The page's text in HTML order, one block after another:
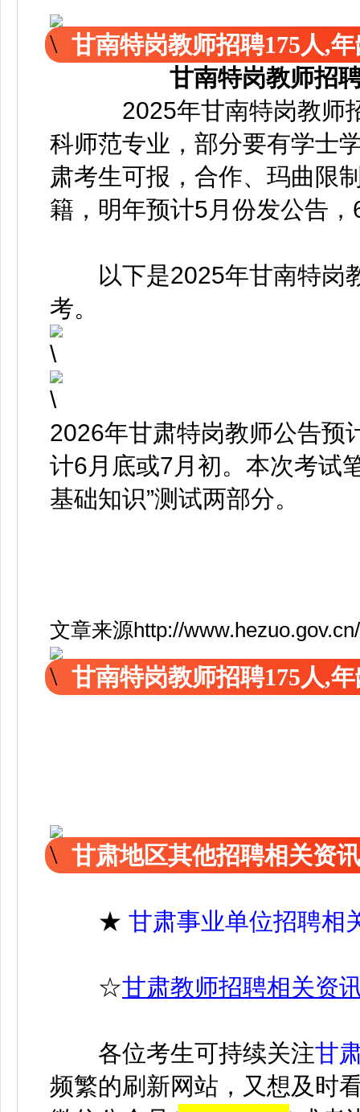
甘南特岗教师招聘175人,
甘南特岗教师招
2025年甘南特岗教师招
科师范专业，部分要有学士
肃考生可报，合作、玛曲限
籍，明年预计5月份发公告
以下是2025年甘南特岗
考。
2026年甘肃特岗教师公告预
计6月底或7月初。本次考试
基础知识”测试两部分。
文章来源http://
甘南特岗教师招聘175人,
甘肃地区其他招聘相关资
★ 甘肃事业单位招聘相
☆甘肃教师招聘相关资
各位考生可持续关注甘
频繁的刷新网站，又想及时